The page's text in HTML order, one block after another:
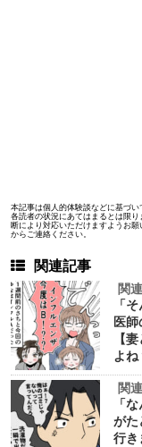
本記事は個人的体験談などに基づ
各読者の状況にあてはまるとは限
断により対応いただけますようお
からご連絡ください。
関連記事
関
「
医
【
よ
関
「
がた
行き